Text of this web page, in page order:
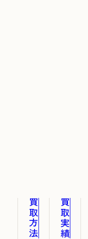
買取方法 買取実績